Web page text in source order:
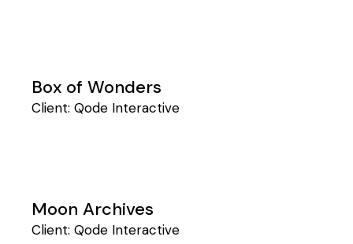
Box of Wonders
Client:Qode Interactive
Moon Archives
Client:Qode Interactive